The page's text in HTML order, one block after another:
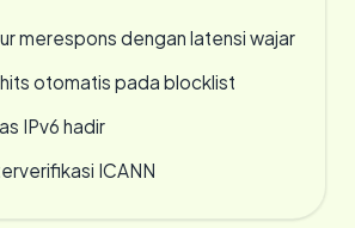
merespons dengan latensi wajar
otomatis pada blocklist
IPv6 hadir
ICANN